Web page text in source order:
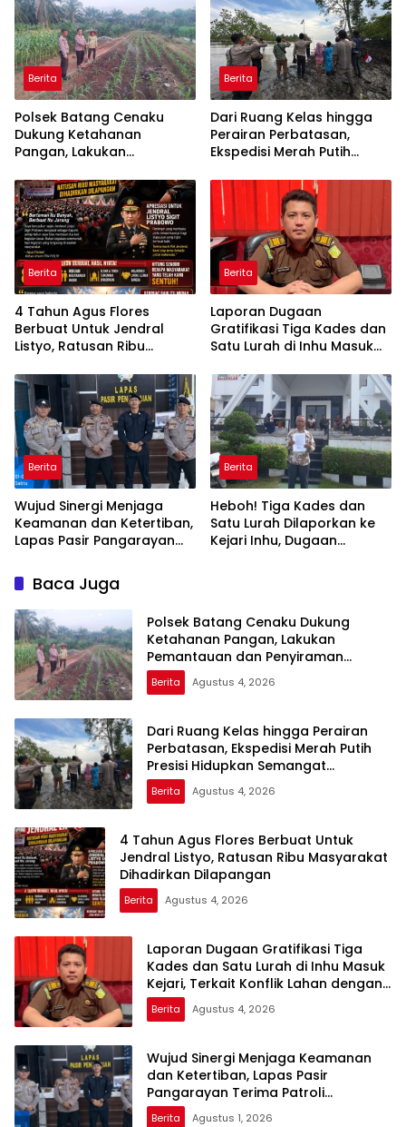
Berita
Polsek Batang Cenaku
Dukung Ketahanan
Pangan, Lakukan
Penyiraman Tanaman
Jagung Pipil di Desa Aur
Cina
Berita
Dari Ruang Kelas hingga
Perairan Perbatasan,
Ekspedisi Merah Putih
Kebangsaan di Dumai
Berita
4 Tahun Agus Flores
Berbuat Untuk Jendral
Listyo, Ratusan Ribu
Dilapangan
Berita
Laporan Dugaan
Gratifikasi Tiga Kades dan
Satu Lurah di Inhu Masuk
dengan PT SBP
Berita
Wujud Sinergi Menjaga
Keamanan dan Ketertiban,
Lapas Pasir Pangarayan
Polres Rokan Hulu
Berita
Heboh! Tiga Kades dan
Satu Lurah Dilaporkan ke
Kejari Inhu, Dugaan
Baca Juga
Polsek Batang Cenaku Dukung
Ketahanan Pangan, Lakukan
Pemantauan dan Penyiraman
Tanaman Jagung Pipil di Desa Aur
Cina
Berita Agustus 4, 2026
Dari Ruang Kelas hingga Perairan
Perbatasan, Ekspedisi Merah Putih
Presisi Hidupkan Semangat
Kebangsaan di Dumai
Berita Agustus 4, 2026
4 Tahun Agus Flores Berbuat Untuk
Jendral Listyo, Ratusan Ribu Masyarakat
Dihadirkan Dilapangan
Berita Agustus 4, 2026
Laporan Dugaan Gratifikasi Tiga
Kades dan Satu Lurah di Inhu Masuk
Kejari, Terkait Konflik Lahan dengan
PT SBP
Berita Agustus 4, 2026
Wujud Sinergi Menjaga Keamanan
dan Ketertiban, Lapas Pasir
Pangarayan Terima Patroli
Sambang Polres Rokan Hulu
Berita Agustus 1, 2026